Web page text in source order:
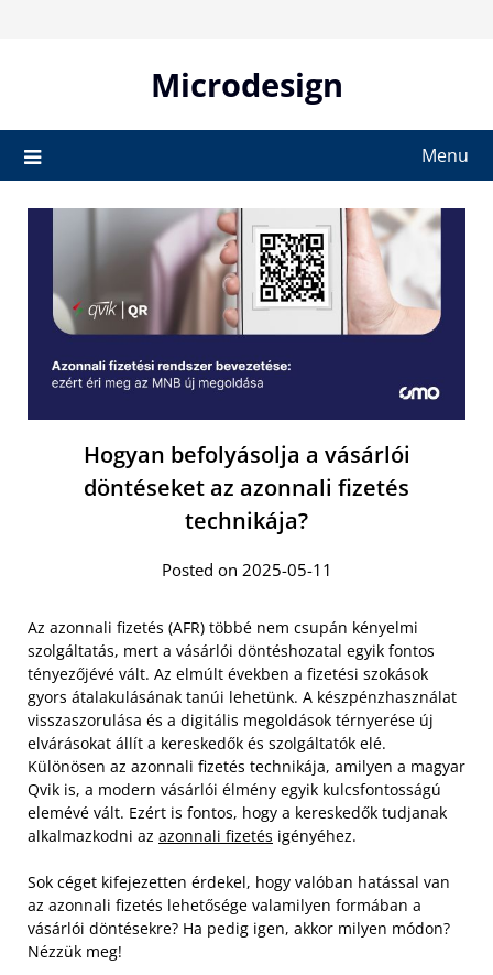
Microdesign
Menu
Hogyan befolyásolja a vásárlói
döntéseket az azonnali fizetés
technikája?
Posted on 2025-05-11
Az azonnali fizetés (AFR) többé nem csupán kényelmi
szolgáltatás, mert a vásárlói döntéshozatal egyik fontos
tényezőjévé vált. Az elmúlt években a fizetési szokások
gyors átalakulásának tanúi lehetünk. A készpénzhasználat
visszaszorulása és a digitális megoldások térnyerése új
elvárásokat állít a kereskedők és szolgáltatók elé.
Különösen az azonnali fizetés technikája, amilyen a magyar
Qvik is, a modern vásárlói élmény egyik kulcsfontosságú
elemévé vált. Ezért is fontos, hogy a kereskedők tudjanak
alkalmazkodni az azonnali fizetés igényéhez.
Sok céget kifejezetten érdekel, hogy valóban hatással van
az azonnali fizetés lehetősége valamilyen formában a
vásárlói döntésekre? Ha pedig igen, akkor milyen módon?
Nézzük meg!